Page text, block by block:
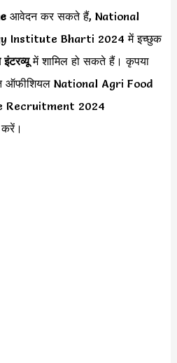
आवेदन कर सकते हैं, National
Institute Bharti 2024 में इच्छुक
इंटरव्यूमें शामिल हो सकते हैं। कृपया
ऑफीशियल National Agri Food
Recruitment 2024